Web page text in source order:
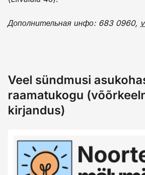
Дополнительная инфо: 683 0960,
Veel sündmusi
raamatukogu
kirjandus)